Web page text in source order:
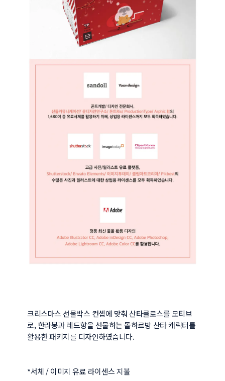
크리스마스 선물박스 컨셉에 맞춰 산타클로스를 모티브
로, 한라봉과 레드향을 선물하는 돌하르방 산타 캐릭터를
활용한 패키지를 디자인하였습니다.
*서체 / 이미지 유료 라이센스 지불